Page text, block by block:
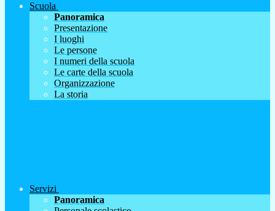
Scuola
Panoramica
Presentazione
I luoghi
Le persone
I numeri della scuola
Le carte della scuola
Organizzazione
La storia
Servizi
Panoramica